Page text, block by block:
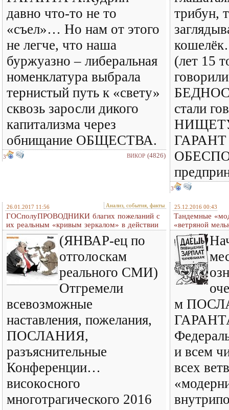
давно что-то не то
«съел»… Но нам от этого
не легче, что наша
буржуазно – либеральная
номенклатура выбрала
тернистый путь к «свету»
сквозь заросли дикого
капитализма через
обнищание ОБЩЕСТВА.
3 ВИКОР (4826)
трибун,
(лет 15
стали
ГАРАНТ
3
26.01.2017 11:56 Анализ, события, факты
ГОСполуПРОВОДНИКИ благих пожеланий с
их реальным «кривым зеркалом» в действии
(ЯНВАР-ец по
отголоскам
реального СМИ)
Отгремели
всевозможные
наставления, пожелания,
ПОСЛАНИЯ,
разъяснительные
Конференции…
високосного
многотрагического 2016
25.12.2016 00:43
Тандемные
«ветряной
м
и всем
всех